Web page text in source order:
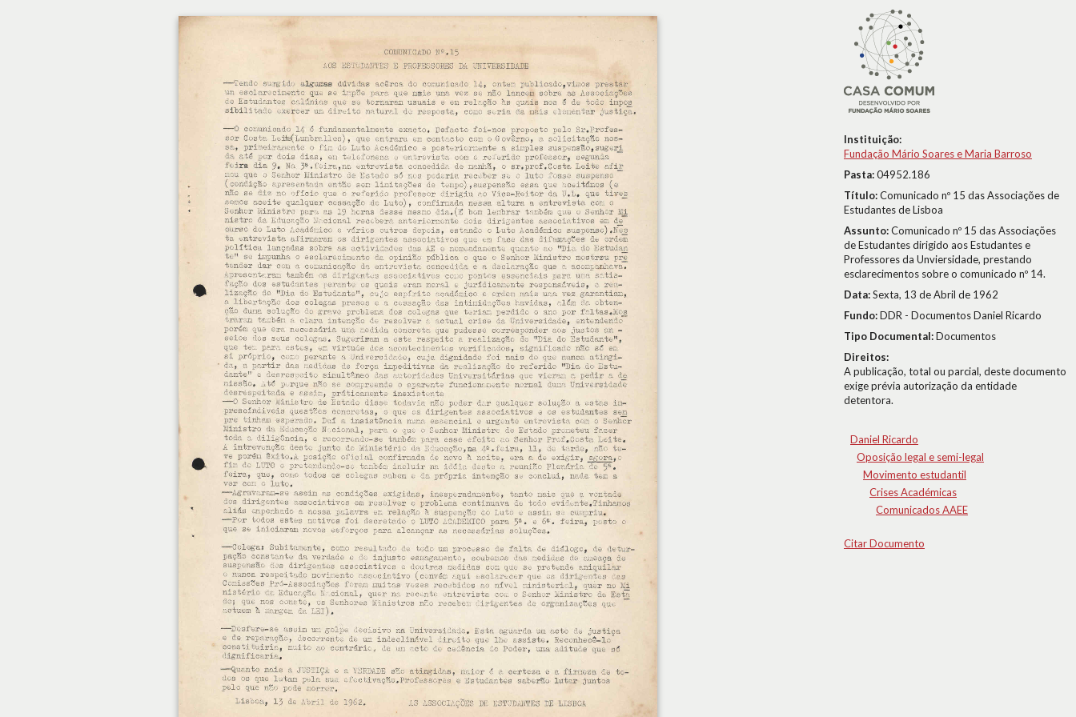
Instituição:
Fundação Mário Soares e Maria Barroso
Pasta:04952.186
Título:Comunicado nº 15 das Associações de
Estudantes de Lisboa
Assunto:Comunicado nº 15 das Associações
de Estudantes dirigido aos Estudantes e
Professores da Unviersidade, prestando
esclarecimentos sobre o comunicado nº 14.
Data:Sexta, 13 de Abril de 1962
Fundo:DDR - Documentos Daniel Ricardo
Tipo Documental:Documentos
Direitos:
A publicação, total ou parcial, deste documento
exige prévia autorização da entidade
detentora.
Daniel Ricardo
Oposição legal e semi-legal
Movimento estudantil
Crises Académicas
Comunicados AAEE
Citar Documento